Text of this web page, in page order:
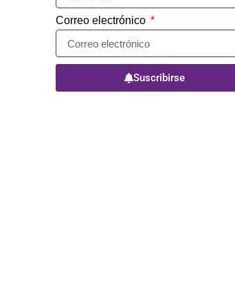
Correo electrónico
Suscribirse